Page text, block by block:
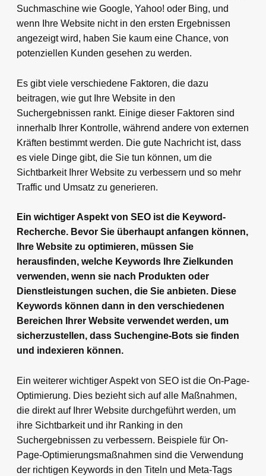
Suchmaschine wie Google, Yahoo! oder Bing, und
wenn Ihre Website nicht in den ersten Ergebnissen
angezeigt wird, haben Sie kaum eine Chance, von
potenziellen Kunden gesehen zu werden.
Es gibt viele verschiedene Faktoren, die dazu
beitragen, wie gut Ihre Website in den
Suchergebnissen rankt. Einige dieser Faktoren sind
innerhalb Ihrer Kontrolle, während andere von externen
Kräften bestimmt werden. Die gute Nachricht ist, dass
es viele Dinge gibt, die Sie tun können, um die
Sichtbarkeit Ihrer Website zu verbessern und so mehr
Traffic und Umsatz zu generieren.
Ein wichtiger Aspekt von SEO ist die Keyword-
Recherche. Bevor Sie überhaupt anfangen können,
Ihre Website zu optimieren, müssen Sie
herausfinden, welche Keywords Ihre Zielkunden
verwenden, wenn sie nach Produkten oder
Dienstleistungen suchen, die Sie anbieten. Diese
Keywords können dann in den verschiedenen
Bereichen Ihrer Website verwendet werden, um
sicherzustellen, dass Suchengine-Bots sie finden
und indexieren können.
Ein weiterer wichtiger Aspekt von SEO ist die On-Page-
Optimierung. Dies bezieht sich auf alle Maßnahmen,
die direkt auf Ihrer Website durchgeführt werden, um
ihre Sichtbarkeit und ihr Ranking in den
Suchergebnissen zu verbessern. Beispiele für On-
Page-Optimierungsmaßnahmen sind die Verwendung
der richtigen Keywords in den Titeln und Meta-Tags